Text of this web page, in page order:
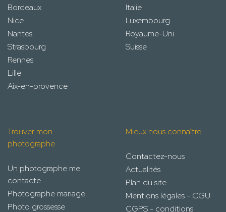
Bordeaux
Nice
Nantes
Strasbourg
Rennes
Lille
Aix-en-provence
Italie
Luxembourg
Royaume-Uni
Suisse
Trouver mon
photographe
Un photographe me
contacte
Photographe mariage
Photo grossesse
Mieux nous connaître
Contactez-nous
Actualités
Plan du site
Mentions légales - CGU
CGPS - conditions